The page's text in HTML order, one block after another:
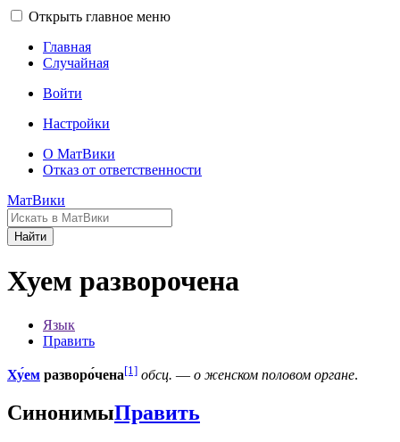
Открыть главное меню
Главная
Случайная
Войти
Настройки
О МатВики
Отказ от ответственности
МатВики
Найти
Хуем разворочена
Язык
Править
Ху́ем разворо́чена[1] обсц. — о женском половом органе.
СинонимыПравить